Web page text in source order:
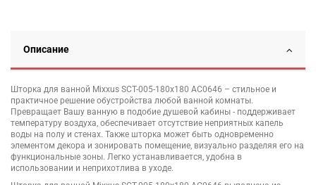
Описание
Шторка для ванной Mixxus SCT-005-180x180 AC0646 – стильное и
практичное решение обустройства любой ванной комнаты.
Превращает Вашу ванную в подобие душевой кабины - поддерживает
температуру воздуха, обеспечивает отсутствие неприятных капель
воды на полу и стенах. Также шторка может быть одновременно
элементом декора и зонировать помещение, визуально разделяя его на
функциональные зоны. Легко устанавливается, удобна в
использовании и неприхотлива в уходе.